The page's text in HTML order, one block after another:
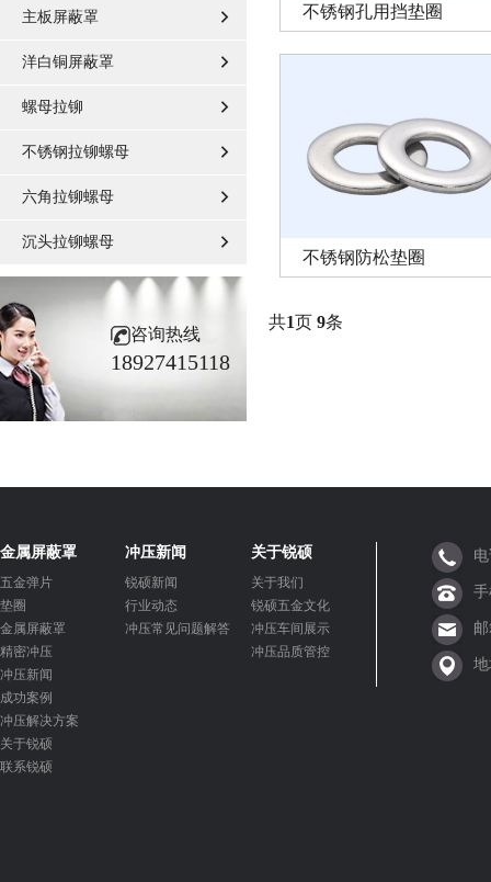
主板屏蔽罩
洋白铜屏蔽罩
螺母拉铆
不锈钢拉铆螺母
六角拉铆螺母
沉头拉铆螺母
咨询热线
18927415118
不锈钢孔用挡垫圈
不锈钢防松垫圈
共1页 9条
金属屏蔽罩
五金弹片
垫圈
金属屏蔽罩
精密冲压
冲压新闻
成功案例
冲压解决方案
关于锐硕
联系锐硕
冲压新闻
锐硕新闻
行业动态
冲压常见问题解答
关于锐硕
关于我们
锐硕五金文化
冲压车间展示
冲压品质管控
手